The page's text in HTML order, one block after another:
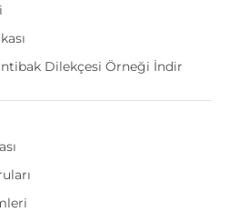
Dilekçesi Örneği İndir